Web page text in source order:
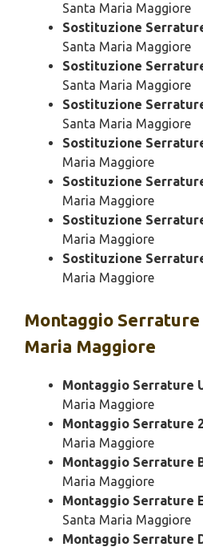
Santa Maria Maggiore
Sostituzione
Santa Maria Maggiore
Sostituzione
Santa Maria Maggiore
Sostituzione
Santa Maria Maggiore
Sostituzione
Maria Maggiore
Sostituzione
Maria Maggiore
Sostituzione
Maria Maggiore
Sostituzione
Maria Maggiore
Montaggio Serrature
Maria Maggiore
Montaggio Serrature
Maria Maggiore
Montaggio Serrature
Maria Maggiore
Montaggio Serrature
Maria Maggiore
Montaggio Serrature
Santa Maria Maggiore
Montaggio Serrature